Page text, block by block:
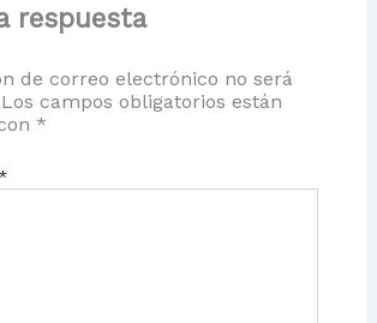
respuesta
de correo electrónico no será
Los campos obligatorios están
*
*